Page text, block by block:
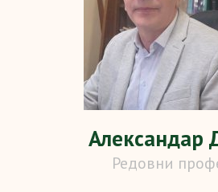
Александар
Редовни